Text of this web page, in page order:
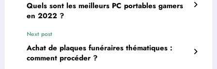
Quels sont les meilleurs PC portables gamers
en 2022 ?
Next post
Achat de plaques funéraires thématiques :
comment procéder ?